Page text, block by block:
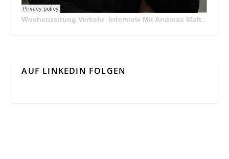
Wochenzeitung Verkehr · Interview Mit Andreas Matthä, CEO der ÖBB Holding
AUF LINKEDIN FOLGEN